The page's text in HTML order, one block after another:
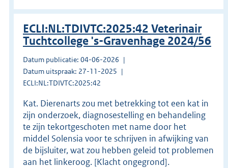
ECLI:NL:TDIVTC:2025:42 Veterinair
Tuchtcollege 's-Gravenhage 2024/56
Datum publicatie: 04-06-2026
Datum uitspraak: 27-11-2025
ECLI:NL:TDIVTC:2025:42
Kat. Dierenarts zou met betrekking tot een kat in
zijn onderzoek, diagnosestelling en behandeling
te zijn tekortgeschoten met name door het
middel Solensia voor te schrijven in afwijking van
de bijsluiter, wat zou hebben geleid tot problemen
aan het linkeroog. [Klacht ongegrond].